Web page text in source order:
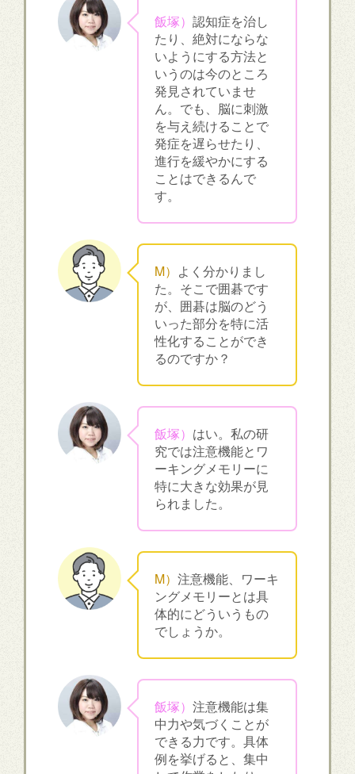
飯塚） 認知症を治し
たり、絶対にならな
いようにする方法と
いうのは今のところ
発見されていませ
ん。でも、脳に刺激
を与え続けることで
発症を遅らせたり、
進行を緩やかにする
ことはできるんで
す。
M） よく分かりまし
た。そこで囲碁です
が、囲碁は脳のどう
いった部分を特に活
性化することができ
るのですか？
飯塚） はい。私の研
究では注意機能とワ
ーキングメモリーに
特に大きな効果が見
られました。
M） 注意機能、ワーキ
ングメモリーとは具
体的にどういうもの
でしょうか。
飯塚） 注意機能は集
中力や気づくことが
できる力です。具体
例を挙げると、集中